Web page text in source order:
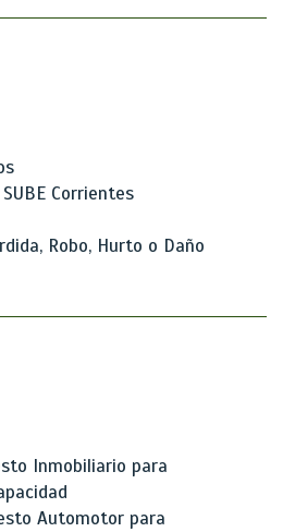
Corrientes
Robo, Hurto o Daño
Inmobiliario para
Automotor para